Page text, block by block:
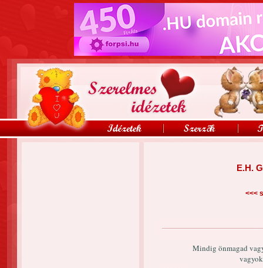
E.H.
<<<
Mindig önmagad